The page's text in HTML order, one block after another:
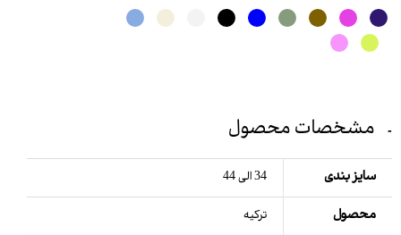
مشخصات محصول
سایز بندی 34 الی 44
محصول ترکیه